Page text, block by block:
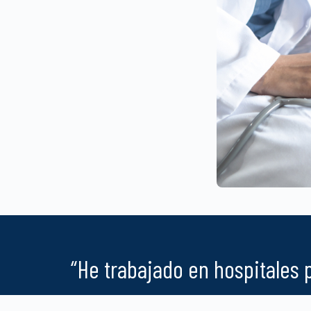
“He trabajado en hospitales